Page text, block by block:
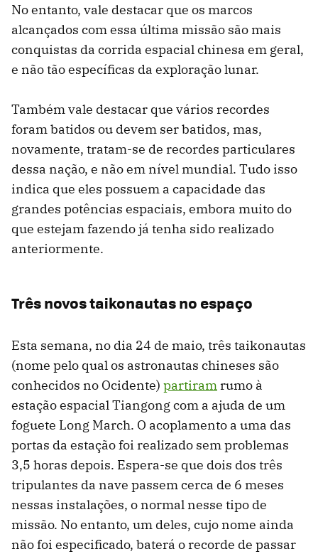
No entanto, vale destacar que os marcos
alcançados com essa última missão são mais
conquistas da corrida espacial chinesa em geral,
e não tão específicas da exploração lunar.
Também vale destacar que vários recordes
foram batidos ou devem ser batidos, mas,
novamente, tratam-se de recordes particulares
dessa nação, e não em nível mundial. Tudo isso
indica que eles possuem a capacidade das
grandes potências espaciais, embora muito do
que estejam fazendo já tenha sido realizado
anteriormente.
Três novos taikonautas no espaço
Esta semana, no dia 24 de maio, três taikonautas
(nome pelo qual os astronautas chineses são
conhecidos no Ocidente) partiram rumo à
estação espacial Tiangong com a ajuda de um
foguete Long March. O acoplamento a uma das
portas da estação foi realizado sem problemas
3,5 horas depois. Espera-se que dois dos três
tripulantes da nave passem cerca de 6 meses
nessas instalações, o normal nesse tipo de
missão. No entanto, um deles, cujo nome ainda
não foi especificado, baterá o recorde de passar